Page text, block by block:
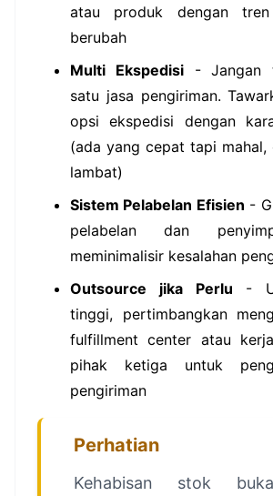
atau produk dengan
berubah
Multi Ekspedisi- Jangan
satu jasa pengiriman.
opsi ekspedisi dengan
(ada yang cepat tapi mahal,
lambat)
Sistem Pelabelan Efisien -
pelabelan dan
meminimalisir kesalahan
Outsource jika Perlu -
tinggi, pertimbangkan
fulfillment center atau
pihak ketiga untuk
pengiriman
Perhatian
Kehabisan stok